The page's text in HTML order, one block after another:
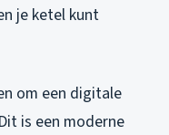
je ketel kunt
om een digitale
is een moderne